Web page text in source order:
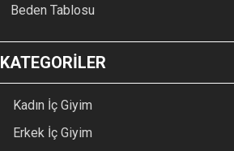
Beden Tablosu
KATEGORİLER
Kadın İç Giyim
Erkek İç Giyim